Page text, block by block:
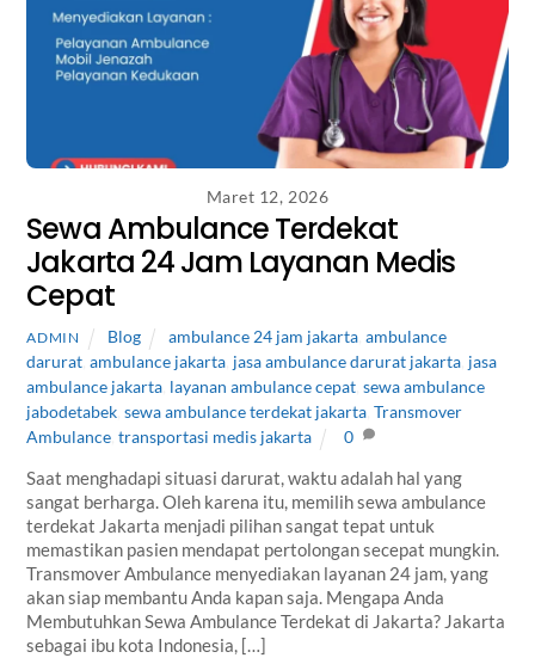
Maret 12, 2026
Sewa Ambulance Terdekat
Jakarta 24 Jam Layanan Medis
Cepat
ADMIN Blog ambulance 24 jam jakarta, ambulance
darurat ,ambulance jakarta jasa ambulance darurat jakarta jasa
ambulance jakarta layanan ambulance cepat ,sewa ambulance
jabodetabek ,sewa ambulance terdekat jakarta ,Transmover
Ambulance ,transportasi medis jakarta 0
Saat menghadapi situasi darurat, waktu adalah hal yang
sangat berharga. Oleh karena itu, memilih sewa ambulance
terdekat Jakarta menjadi pilihan sangat tepat untuk
memastikan pasien mendapat pertolongan secepat mungkin.
Transmover Ambulance menyediakan layanan 24 jam, yang
akan siap membantu Anda kapan saja. Mengapa Anda
Membutuhkan Sewa Ambulance Terdekat di Jakarta? Jakarta
sebagai ibu kota Indonesia, […]